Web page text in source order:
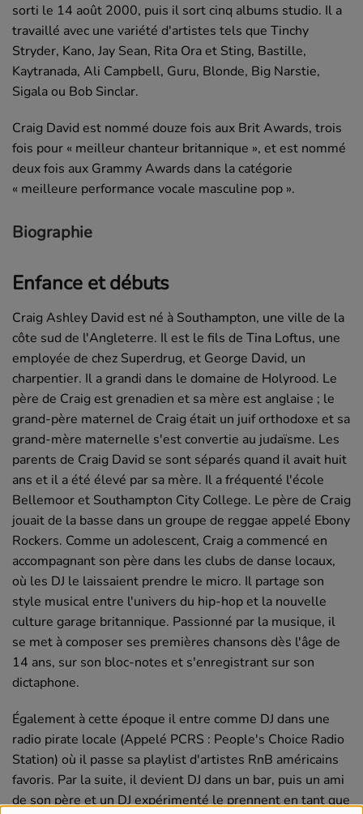
sorti le 14 août 2000, puis il sort cinq albums studio. Il a
travaillé avec une variété d'artistes tels que Tinchy
Stryder, Kano, Jay Sean, Rita Ora et Sting, Bastille,
Kaytranada, Ali Campbell, Guru, Blonde, Big Narstie,
Sigala ou Bob Sinclar.
Craig David est nommé douze fois aux Brit Awards, trois
fois pour « meilleur chanteur britannique », et est nommé
deux fois aux Grammy Awards dans la catégorie
« meilleure performance vocale masculine pop ».
Biographie
Enfance et débuts
Craig Ashley David est né à Southampton, une ville de la
côte sud de l'Angleterre. Il est le fils de Tina Loftus, une
employée de chez Superdrug, et George David, un
charpentier. Il a grandi dans le domaine de Holyrood. Le
père de Craig est grenadien et sa mère est anglaise ; le
grand-père maternel de Craig était un juif orthodoxe et sa
grand-mère maternelle s'est convertie au judaïsme. Les
parents de Craig David se sont séparés quand il avait huit
ans et il a été élevé par sa mère. Il a fréquenté l'école
Bellemoor et Southampton City College. Le père de Craig
jouait de la basse dans un groupe de reggae appelé Ebony
Rockers. Comme un adolescent, Craig a commencé en
accompagnant son père dans les clubs de danse locaux,
où les DJ le laissaient prendre le micro. Il partage son
style musical entre l'univers du hip-hop et la nouvelle
culture garage britannique. Passionné par la musique, il
se met à composer ses premières chansons dès l'âge de
14 ans, sur son bloc-notes et s'enregistrant sur son
dictaphone.
Également à cette époque il entre comme DJ dans une
radio pirate locale (Appelé PCRS : People's Choice Radio
Station) où il passe sa playlist d'artistes RnB américains
favoris. Par la suite, il devient DJ dans un bar, puis un ami
de son père et un DJ expérimenté le prennent en tant que